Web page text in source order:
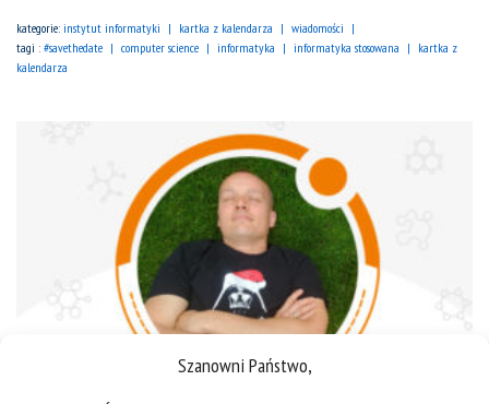
Szanowni Państwo,
kategorie: instytut informatyki kartka z kalendarza
wiadomości
tagi : #savethedate computer science informatyka informatyka stosowana
kartka z
kalendarza